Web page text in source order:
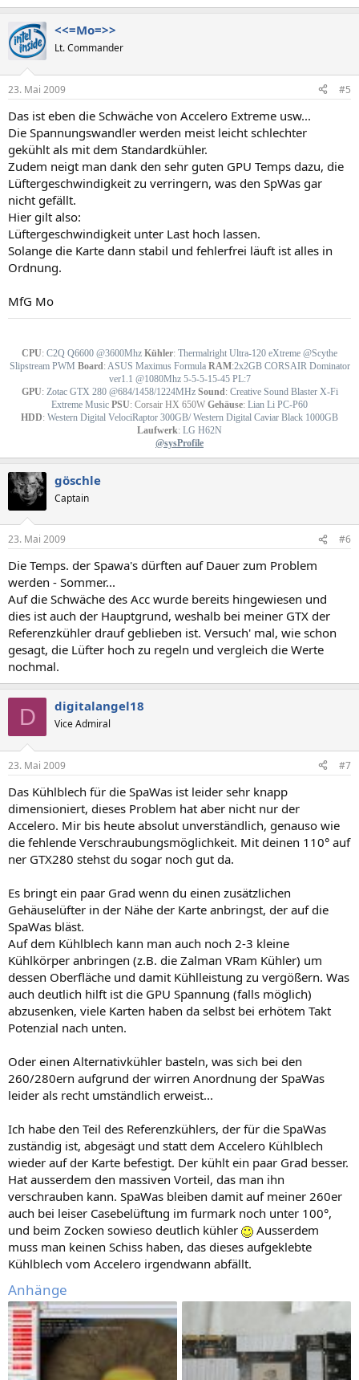
<<=Mo=>>
Lt. Commander
23. Mai 2009 #5
Das ist eben die Schwäche von Accelero Extreme usw...
Die Spannungswandler werden meist leicht schlechter
gekühlt als mit dem Standardkühler.
Zudem neigt man dank den sehr guten GPU Temps dazu, die
Lüftergeschwindigkeit zu verringern, was den SpWas gar
nicht gefällt.
Hier gilt also:
Lüftergeschwindigkeit unter Last hoch lassen.
Solange die Karte dann stabil und fehlerfrei läuft ist alles in
Ordnung.
MfG Mo
CPU: C2Q Q6600 @3600Mhz Kühler: Thermalright Ultra-120 eXtreme @Scythe
Slipstream PWM Board:ASUS Maximus Formula RAM:2x2GB CORSAIR Dominator
ver1.1 @1080Mhz 5-5-5-15-45 PL:7
GPU:Zotac GTX 280 @684/1458/1224MHz Sound:Creative Sound Blaster X-Fi
Extreme Music PSU: Corsair HX 650W Gehäuse: Lian Li PC-P60
HDD: Western Digital VelociRaptor 300GB/ Western Digital Caviar Black 1000GB
Laufwerk: LG H62N
@sysProfile
göschle
Captain
23. Mai 2009 #6
Die Temps. der Spawa's dürften auf Dauer zum Problem
werden - Sommer...
Auf die Schwäche des Acc wurde bereits hingewiesen und
dies ist auch der Hauptgrund, weshalb bei meiner GTX der
Referenzkühler drauf geblieben ist. Versuch' mal, wie schon
gesagt, die Lüfter hoch zu regeln und vergleich die Werte
nochmal.
D digitalangel18
Vice Admiral
23. Mai 2009 #7
Das Kühlblech für die SpaWas ist leider sehr knapp
dimensioniert, dieses Problem hat aber nicht nur der
Accelero. Mir bis heute absolut unverständlich, genauso wie
die fehlende Verschraubungsmöglichkeit. Mit deinen 110° auf
ner GTX280 stehst du sogar noch gut da.
Es bringt ein paar Grad wenn du einen zusätzlichen
Gehäuselüfter in der Nähe der Karte anbringst, der auf die
SpaWas bläst.
Auf dem Kühlblech kann man auch noch 2-3 kleine
Kühlkörper anbringen (z.B. die Zalman VRam Kühler) um
dessen Oberfläche und damit Kühlleistung zu vergößern. Was
auch deutlich hilft ist die GPU Spannung (falls möglich)
abzusenken, viele Karten haben da selbst bei erhötem Takt
Potenzial nach unten.
Oder einen Alternativkühler basteln, was sich bei den
260/280ern aufgrund der wirren Anordnung der SpaWas
leider als recht umständlich erweist...
Ich habe den Teil des Referenzkühlers, der für die SpaWas
zuständig ist, abgesägt und statt dem Accelero Kühlblech
wieder auf der Karte befestigt. Der kühlt ein paar Grad besser.
Hat ausserdem den massiven Vorteil, das man ihn
verschrauben kann. SpaWas bleiben damit auf meiner 260er
auch bei leiser Casebelüftung im furmark noch unter 100°,
und beim Zocken sowieso deutlich kühler
Ausserdem
muss man keinen Schiss haben, das dieses aufgeklebte
Kühlblech vom Accelero irgendwann abfällt.
Anhänge